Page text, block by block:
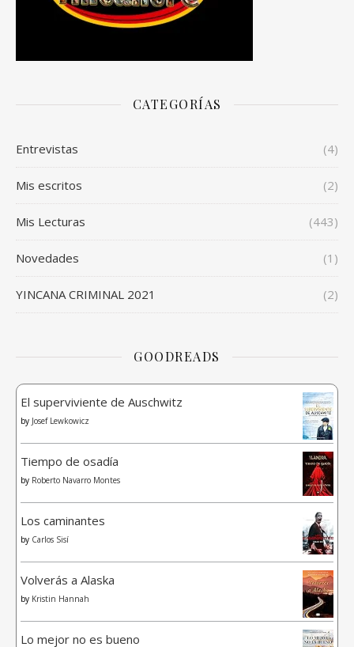
CATEGORÍAS
Entrevistas (4)
Mis escritos (2)
Mis Lecturas (443)
Novedades (1)
YINCANA CRIMINAL 2021 (2)
GOODREADS
El superviviente de Auschwitz
by Josef Lewkowicz
Tiempo de osadía
by Roberto Navarro Montes
Los caminantes
by Carlos Sisí
Volverás a Alaska
by Kristin Hannah
Lo mejor no es bueno